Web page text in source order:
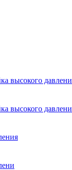
высокого
высокого